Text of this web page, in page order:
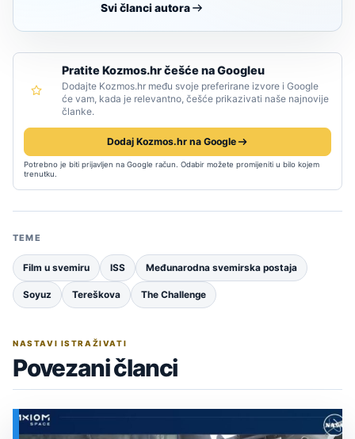
Svi članci autora
Pratite Kozmos.hr češće na Googleu
Dodajte Kozmos.hr među svoje preferirane izvore i Google
će vam, kada je relevantno, češće prikazivati naše najnovije
članke.
Dodaj Kozmos.hr na Google
Potrebno je biti prijavljen na Google račun. Odabir možete promijeniti u bilo kojem
trenutku.
TEME
Film u svemiru ISS Međunarodna svemirska postaja
Soyuz Tereškova The Challenge
NASTAVI ISTRAŽIVATI
Povezani članci